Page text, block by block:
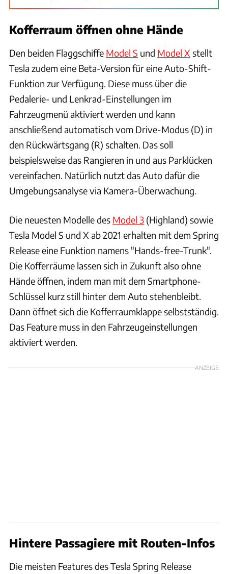
Kofferraum öffnen ohne Hände
Den beiden Flaggschiffe Model S und Model X stellt
Tesla zudem eine Beta-Version für eine Auto-Shift-
Funktion zur Verfügung. Diese muss über die
Pedalerie- und Lenkrad-Einstellungen im
Fahrzeugmenü aktiviert werden und kann
anschließend automatisch vom Drive-Modus (D) in
den Rückwärtsgang (R) schalten. Das soll
beispielsweise das Rangieren in und aus Parklücken
vereinfachen. Natürlich nutzt das Auto dafür die
Umgebungsanalyse via Kamera-Überwachung.
Die neuesten Modelle des Model 3 (Highland) sowie
Tesla Model S und X ab 2021 erhalten mit dem Spring
Release eine Funktion namens "Hands-free-Trunk".
Die Kofferräume lassen sich in Zukunft also ohne
Hände öffnen, indem man mit dem Smartphone-
Schlüssel kurz still hinter dem Auto stehenbleibt.
Dann öffnet sich die Kofferraumklappe selbstständig.
Das Feature muss in den Fahrzeugeinstellungen
aktiviert werden.
ANZEIGE
Hintere Passagiere mit Routen-Infos
Die meisten Features des Tesla Spring Release